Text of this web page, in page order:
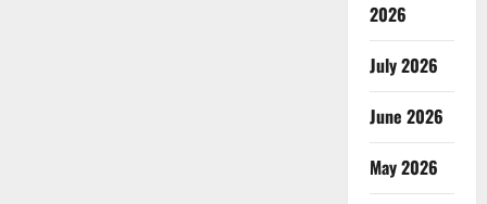
2026
July 2026
June 2026
May 2026